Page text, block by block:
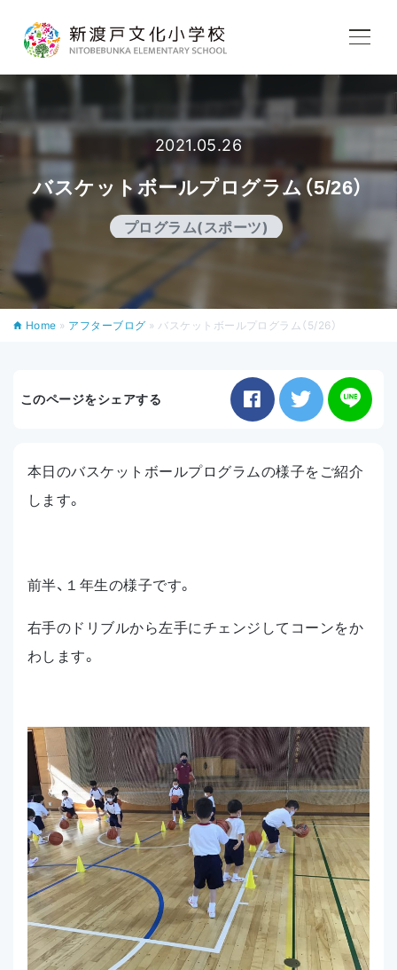
教育内容
学校生活
入学案内
アクセス
2021.05.26
バスケットボールプログラム（5/26）
プログラム(スポーツ)
Home » アフターブログ » バスケットボールプログラム（5/26）
このページをシェアする
本日のバスケットボールプログラムの様子をご紹介
します。
前半、１年生の様子です。
右手のドリブルから左手にチェンジしてコーンをか
わします。